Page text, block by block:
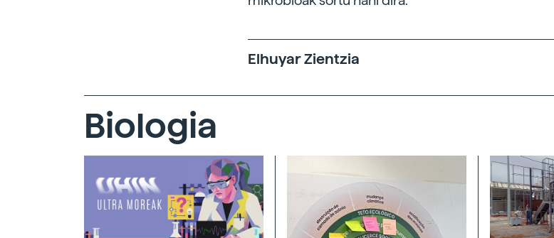
Elhuyar Zientzia
Biologia